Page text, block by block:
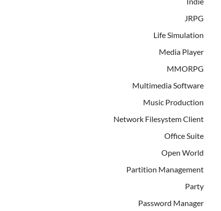
JRPG
Life Simulation
Media Player
MMORPG
Multimedia Software
Music Production
Network Filesystem Client
Office Suite
Open World
Partition Management
Party
Password Manager